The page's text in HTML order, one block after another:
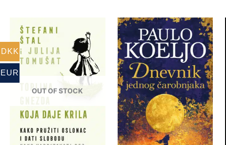
OUT OF STOCK
DKK
EUR